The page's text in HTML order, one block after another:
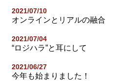
2021/07/10
オンラインとリアルの融合
2021/07/04
“ロジハラ”と耳にして
2021/06/27
今年も始まりました！